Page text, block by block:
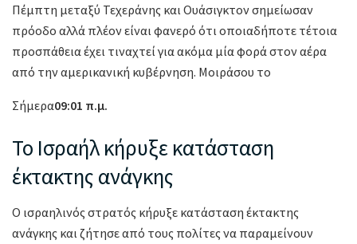
Πέμπτη μεταξύ Τεχεράνης και Ουάσιγκτον σημείωσαν
πρόοδο αλλά πλέον είναι φανερό ότι οποιαδήποτε τέτοια
προσπάθεια έχει τιναχτεί για ακόμα μία φορά στον αέρα
από την αμερικανική κυβέρνηση. Μοιράσου το
Σήμερα09:01 π.μ.
Το Ισραήλ κήρυξε κατάσταση
έκτακτης ανάγκης
Ο ισραηλινός στρατός κήρυξε κατάσταση έκτακτης
ανάγκης και ζήτησε από τους πολίτες να παραμείνουν